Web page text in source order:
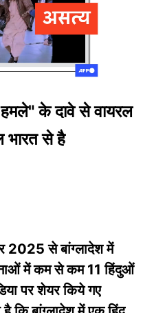
हमले" के दावे से वायरल
भारत से है
2025 से बांग्लादेश में
में कम से कम 11 हिंदुओं
पर शेयर किये गए